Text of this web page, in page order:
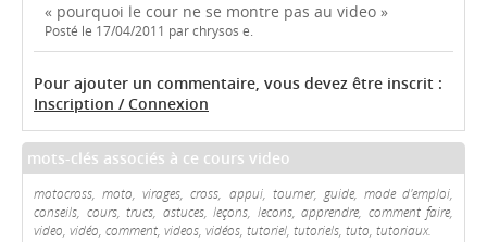
« pourquoi le cour ne se montre pas au video »
Posté le 17/04/2011 par chrysos e.
Pour ajouter un commentaire, vous devez être inscrit :
Inscription / Connexion
mots-clés associés à ce cours video
motocross, moto, virages, cross, appui, tourner, guide, mode d'emploi,
conseils, cours, trucs, astuces, leçons, lecons, apprendre, comment faire,
video, vidéo, comment, videos, vidéos, tutoriel, tutoriels, tuto, tutoriaux.